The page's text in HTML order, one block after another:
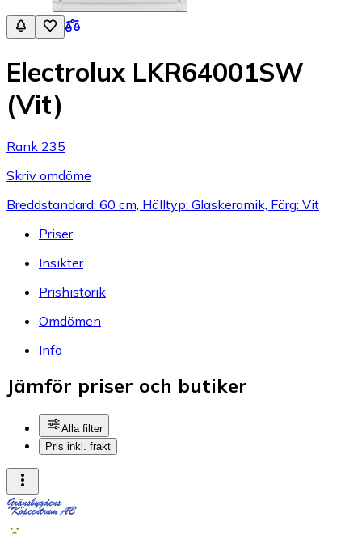
Electrolux LKR64001SW
(Vit)
Rank 235
Skriv omdöme
Breddstandard: 60 cm, Hälltyp: Glaskeramik, Färg: Vit
Priser
Insikter
Prishistorik
Omdömen
Info
Jämför priser och butiker
Alla filter
Pris inkl. frakt